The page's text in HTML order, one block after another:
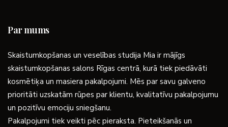
Par mums
Skaistumkopšanas un veselības studija Mia ir mājīgs
skaistumkopšanas salons Rīgas centrā, kurā tiek piedāvāti
kosmētiķa un masiera pakalpojumi. Mēs par savu galveno
prioritāti uzskatām rūpes par klientu, kvalitatīvu pakalpojumu
un pozitīvu emociju sniegšanu.
Pakalpojumi tiek veikti pēc pieraksta. Pieteikšanās un